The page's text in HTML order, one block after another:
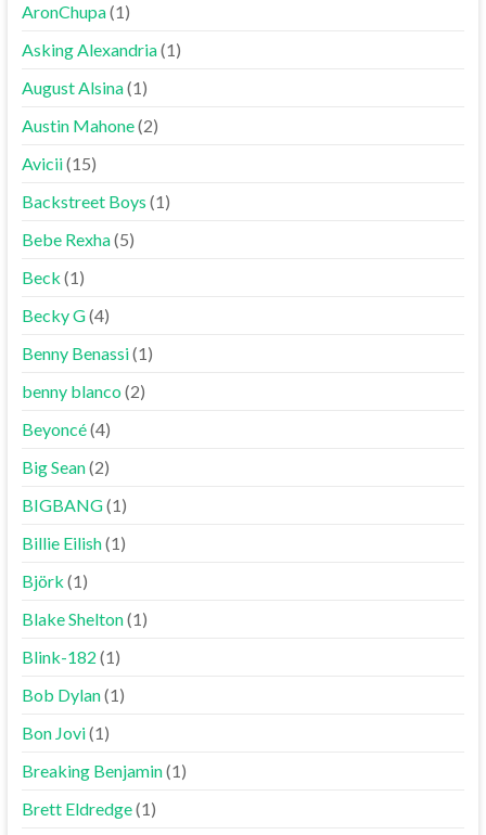
AronChupa(1)
Asking Alexandria(1)
August Alsina(1)
Austin Mahone(2)
Avicii(15)
Backstreet Boys (1)
Bebe Rexha(5)
Beck (1)
Becky G(4)
Benny Benassi(1)
benny blanco(2)
Beyoncé(4)
Big Sean(2)
BIGBANG(1)
Billie Eilish(1)
Björk (1)
Blake Shelton(1)
Blink-182 (1)
Bob Dylan(1)
Bon Jovi(1)
Breaking Benjamin(1)
Brett Eldredge(1)